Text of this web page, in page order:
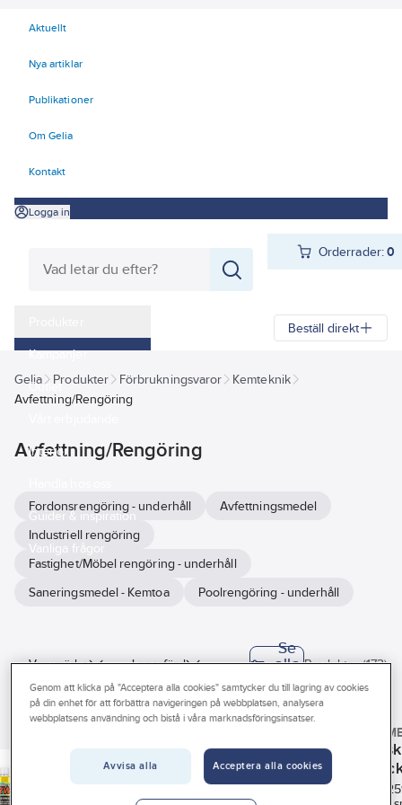
Aktuellt
Nya artiklar
Publikationer
Om Gelia
Kontakt
Logga in
Orderrader:0
Kampanjer
Outlet
Interiör
Guider & inspiration
Vanliga frågor
Beställ direkt
Gelia Produkter Förbrukningsvaror
Kemteknik
Avfettning/Rengöring
Avfettning/Rengöring
Fordonsrengöring - underhåll
Avfettningsmedel
Industriell rengöring
Fastighet/Möbel rengöring - underhåll
Saneringsmedel - Kemtoa
Poolrengöring - underhåll
Varumärke Lagerförd
BASTA
Se
alla
filter
Produkter (173)
Kallavfettning
GÖRDETMEDRW
Foam Lance
Skum RW
Schampo med
avrinning RW
Art nr: 81265660
Genom att klicka på "Acceptera alla cookies" samtycker du till lagring av cookies
på din enhet för att förbättra navigeringen på webbplatsen, analysera
webbplatsens användning och bistå i våra marknadsföringsinsatser.
Avvisa alla Acceptera alla cookies